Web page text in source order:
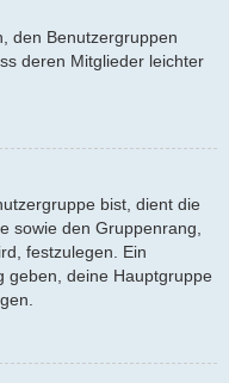
den Benutzergruppen
deren Mitglieder leichter
bist, dient die
sowie den Gruppenrang,
festzulegen. Ein
geben, deine Hauptgruppe